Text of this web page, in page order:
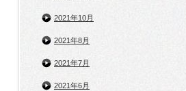
2021年10月
2021年8月
2021年7月
2021年6月